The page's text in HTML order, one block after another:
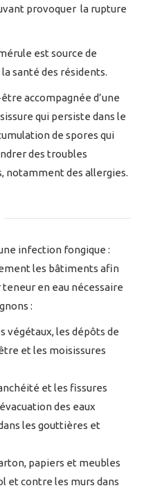
provoquer la rupture
est source de
santé des résidents.
accompagnée d’une
qui persiste dans le
de spores qui
des troubles
notamment des allergies.
infection fongique :
les bâtiments afin
teneur en eau nécessaire
:
végétaux, les dépôts de
et les moisissures
et les fissures
des eaux
les gouttières et
papiers et meubles
et contre les murs dans